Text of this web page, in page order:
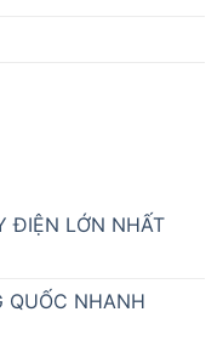
ĐIỆN LỚN NHẤT
QUỐC NHANH